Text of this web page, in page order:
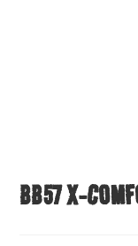
BB57 X-